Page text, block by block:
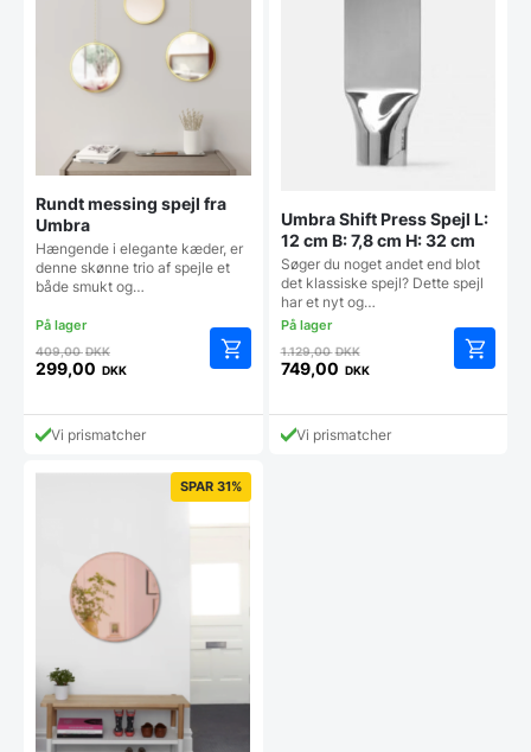
Rundt messing spejl fra
Umbra
Hængende i elegante kæder, er
denne skønne trio af spejle et
både smukt og…
409,00DKKDen
oprindelige
var:
409,00 DKK.
299,00 DKK
aktuelle
pris
299,00 DKK.
Vi prismatcher
Umbra Shift Press Spejl L:
12 cm B: 7,8 cm H: 32 cm
Søger du noget andet end blot
det klassiske spejl? Dette spejl
har et nyt og…
1.129,00DKKDen
oprindelige
var:
1.129,00 DKK.
749,00 DKK
aktuelle
prisVi prismatcher
SPAR 31%